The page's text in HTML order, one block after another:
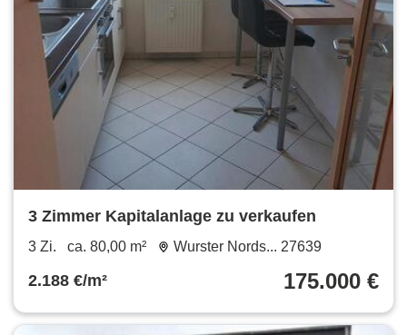
3 Zimmer Kapitalanlage zu verkaufen
3 Zi. ca. 80,00 m² Wurster Nords... 27639
2.188 €/m² 175.000 €